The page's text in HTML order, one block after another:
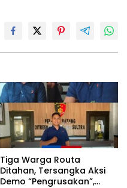
Tiga Warga Routa
Ditahan, Tersangka Aksi
Demo “Pengrusakan”,